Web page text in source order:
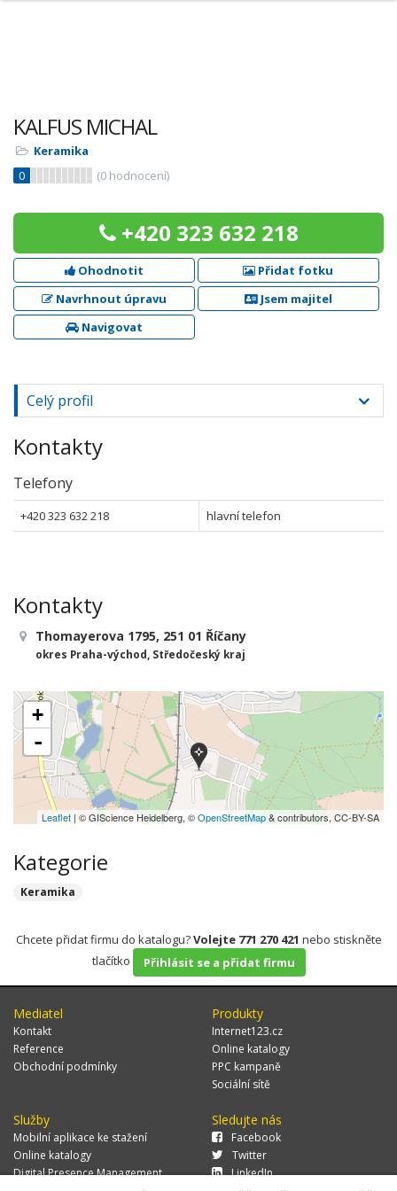
KALFUS MICHAL
Keramika
0
(0 hodnocení)
+420 323 632 218
Ohodnotit
Přidat fotku
Navrhnout úpravu
Jsem majitel
Navigovat
Celý profil
Kontakty
Telefony
+420 323 632 218 hlavní telefon
Kontakty
Thomayerova 1795, 251 01 Říčany
okres Praha-východ, Středočeský kraj
+
-
Leaflet | © GIScience Heidelberg, ©OpenStreetMap& contributors, CC-BY-SA
Kategorie
Keramika
Chcete přidat firmu do katalogu?Volejte 771 270 421 nebo stiskněte
tlačítko
Přihlásit se a přidat firmu
Mediatel
Kontakt
Reference
Obchodní podmínky
Produkty
Internet123.cz
Online katalogy
PPC kampaně
Sociální sítě
Služby
Mobilní aplikace ke stažení
Online katalogy
Digital Presence Management
Sledujte nás
Facebook
Twitter
LinkedIn